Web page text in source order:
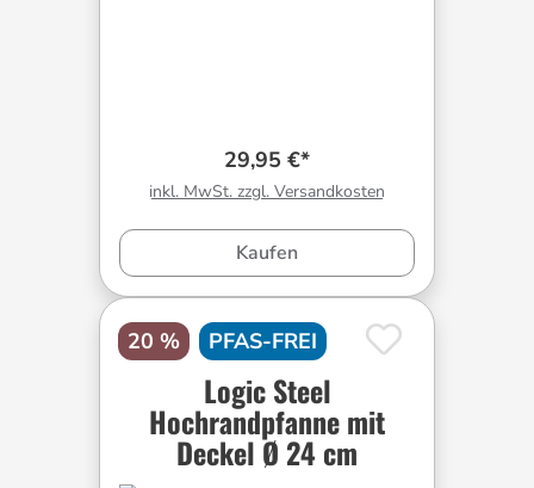
29,95 €*
inkl. MwSt. zzgl. Versandkosten
Kaufen
20 % PFAS-FREI
Logic Steel
Hochrandpfanne mit
Deckel Ø 24 cm